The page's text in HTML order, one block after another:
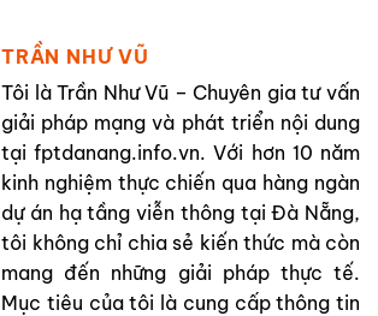
TRẦN NHƯ VŨ
Tôi là Trần Như Vũ – Chuyên gia tư vấn
giải pháp mạng và phát triển nội dung
tại fptdanang.info.vn. Với hơn 10 năm
kinh nghiệm thực chiến qua hàng ngàn
dự án hạ tầng viễn thông tại Đà Nẵng,
tôi không chỉ chia sẻ kiến thức mà còn
mang đến những giải pháp thực tế.
Mục tiêu của tôi là cung cấp thông tin